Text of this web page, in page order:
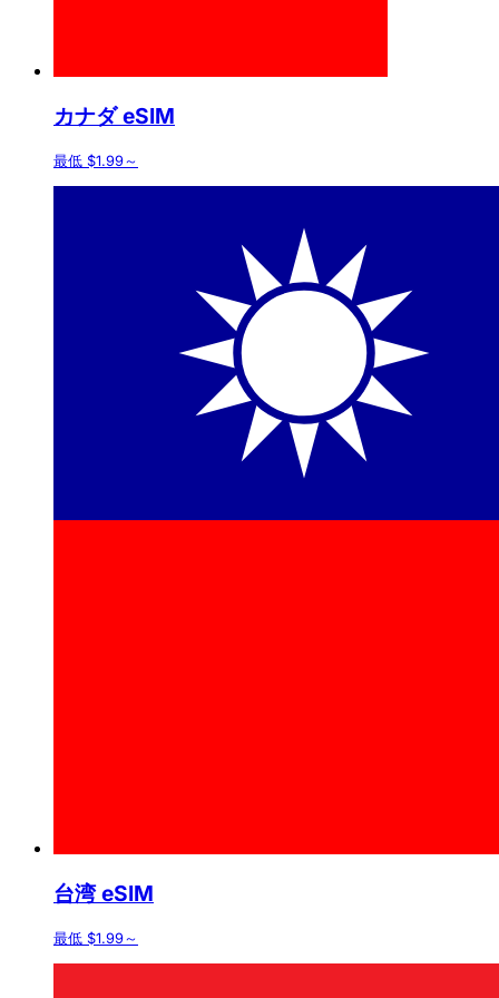
カナダ eSIM
最低 $1.99～
台湾 eSIM
最低 $1.99～